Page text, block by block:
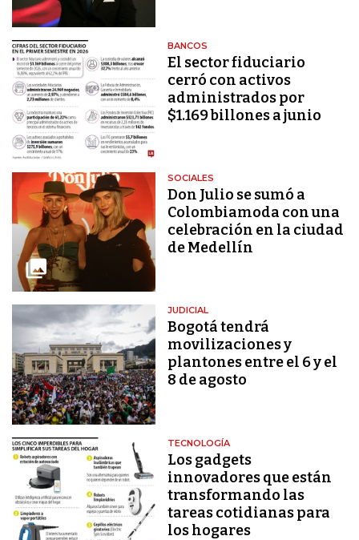
BANCOS
El sector fiduciario
cerró con activos
administrados por
$1.169 billones a junio
SOCIALES
Don Julio se sumó a
Colombiamoda con una
celebración en la ciudad
de Medellín
JUDICIAL
Bogotá tendrá
movilizaciones y
plantones entre el 6 y el
8 de agosto
TECNOLOGÍA
Los gadgets
innovadores que están
transformando las
tareas cotidianas para
los hogares